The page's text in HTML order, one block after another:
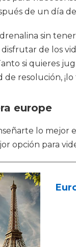
de un día
sin
de los
si quieres
resolución,
europe
lo mejor
opción para